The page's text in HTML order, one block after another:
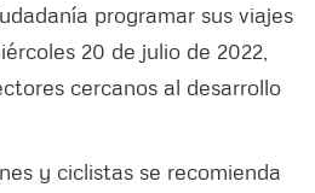
programar sus viajes
20 de julio de 2022,
cercanos al desarrollo
y ciclistas se recomienda